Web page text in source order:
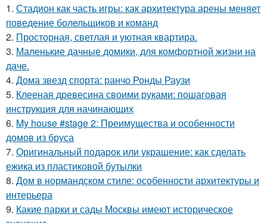
1. Стадион как часть игры: как архитектура арены меняет
поведение болельщиков и команд
2. Просторная, светлая и уютная квартира.
3. Маленькие дачные домики, для комфортной жизни на
даче.
4. Дома звезд спорта: ранчо Ронды Раузи
5. Клееная древесина своими руками: пошаговая
инструкция для начинающих
6. My house #stage 2: Преимущества и особенности
домов из бруса
7. Оригинальный подарок или украшение: как сделать
ежика из пластиковой бутылки
8. Дом в нормандском стиле: особенности архитектуры и
интерьера
9. Какие парки и сады Москвы имеют историческое